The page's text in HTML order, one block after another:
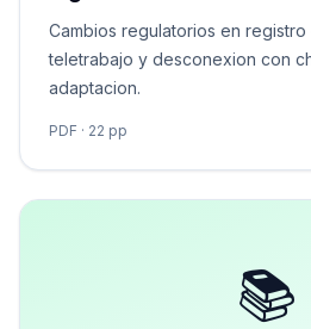
Cambios regulatorios en registro
teletrabajo y desconexion con
adaptacion.
PDF · 22 pp
📚